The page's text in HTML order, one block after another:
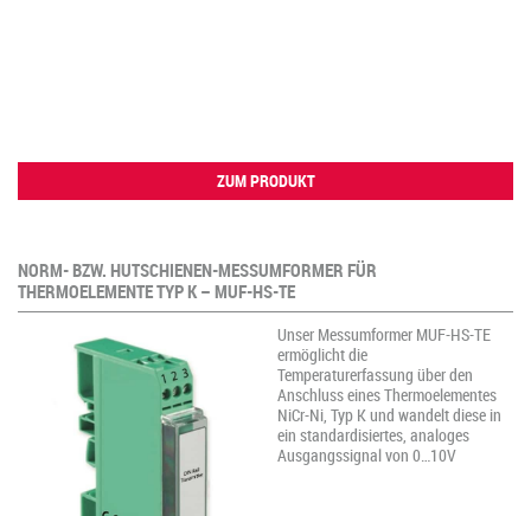
ZUM PRODUKT
NORM- BZW. HUTSCHIENEN-MESSUMFORMER FÜR
THERMOELEMENTE TYP K – MUF-HS-TE
Unser Messumformer MUF-HS-TE
ermöglicht die
Temperaturerfassung über den
Anschluss eines Thermoelementes
NiCr-Ni, Typ K und wandelt diese in
ein standardisiertes, analoges
Ausgangssignal von 0…10V